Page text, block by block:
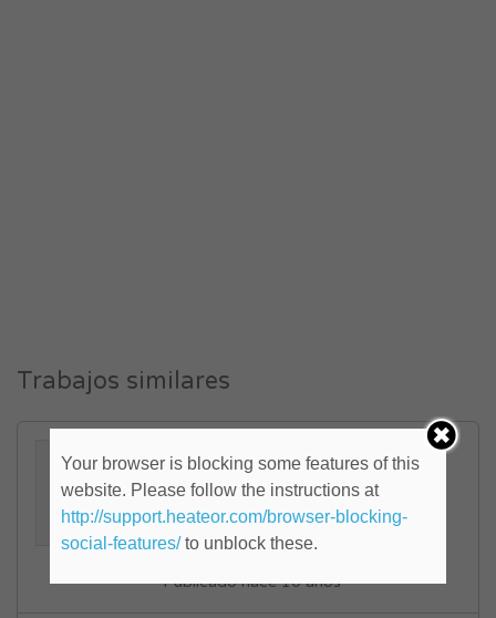
Trabajos similares
Programador Visual Basic
6.0 (ID: 823644)
Centro,Córdoba
Publicado hace 10 años
Your browser is blocking some features of this
website. Please follow the instructions at
http://support.heateor.com/browser-blocking-
social-features/to unblock these.